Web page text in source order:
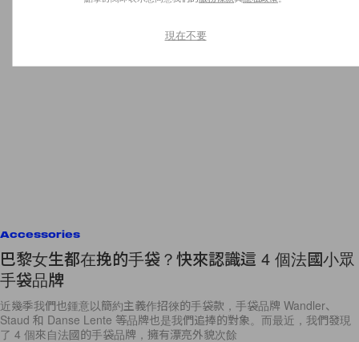
Accessories
巴黎女生都在挽的手袋？快來認識這 4 個法國小眾
手袋品牌
近幾季我們也鍾意以簡約主義作招徠的手袋款，手袋品牌 Wandler、
Staud 和 Danse Lente 等品牌也是我們追捧的對象。而最近，我們發現
了 4 個來自法國的手袋品牌，擁有漂亮外貌次餘
現在不要